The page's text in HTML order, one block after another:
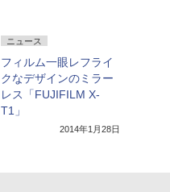
ニュース
フィルム一眼レフライ
クなデザインのミラー
レス「FUJIFILM X-
T1」
2014年1月28日